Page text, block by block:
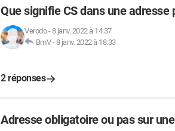
Que signifie CS dans une adresse
Verodo-8 janv. 2022 à 14:37
BmV-8 janv. 2022 à 18:33
2 réponses
Adresse obligatoire ou pas sur